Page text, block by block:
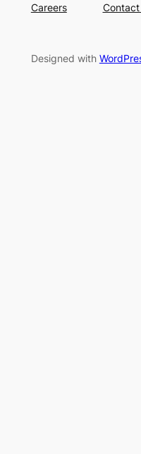
Careers
Contact
Designed with